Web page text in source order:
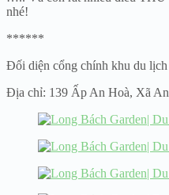
nhé!
******
Đối diện cổng chính khu du
Địa chỉ: 139 Ấp An Hoà, Xã